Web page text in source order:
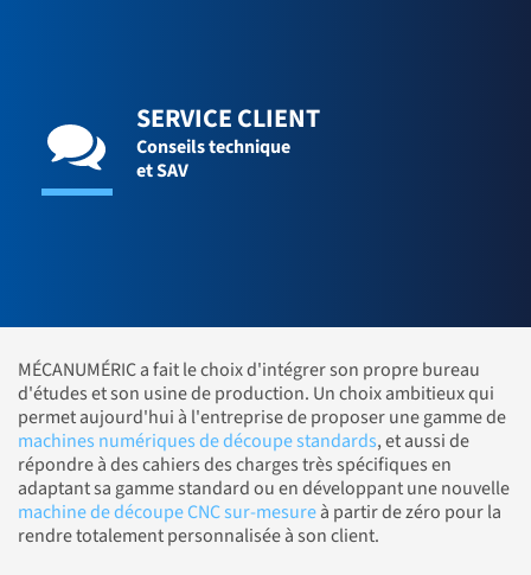
SERVICE CLIENT
Conseils technique
et SAV
MÉCANUMÉRIC a fait le choix d'intégrer son propre bureau
d'études et son usine de production. Un choix ambitieux qui
permet aujourd'hui à l'entreprise de proposer une gamme de
machines numériques de découpe standards, et aussi de
répondre à des cahiers des charges très spécifiques en
adaptant sa gamme standard ou en développant une nouvelle
machine de découpe CNC sur-mesureà partir de zéro pour la
rendre totalement personnalisée à son client.